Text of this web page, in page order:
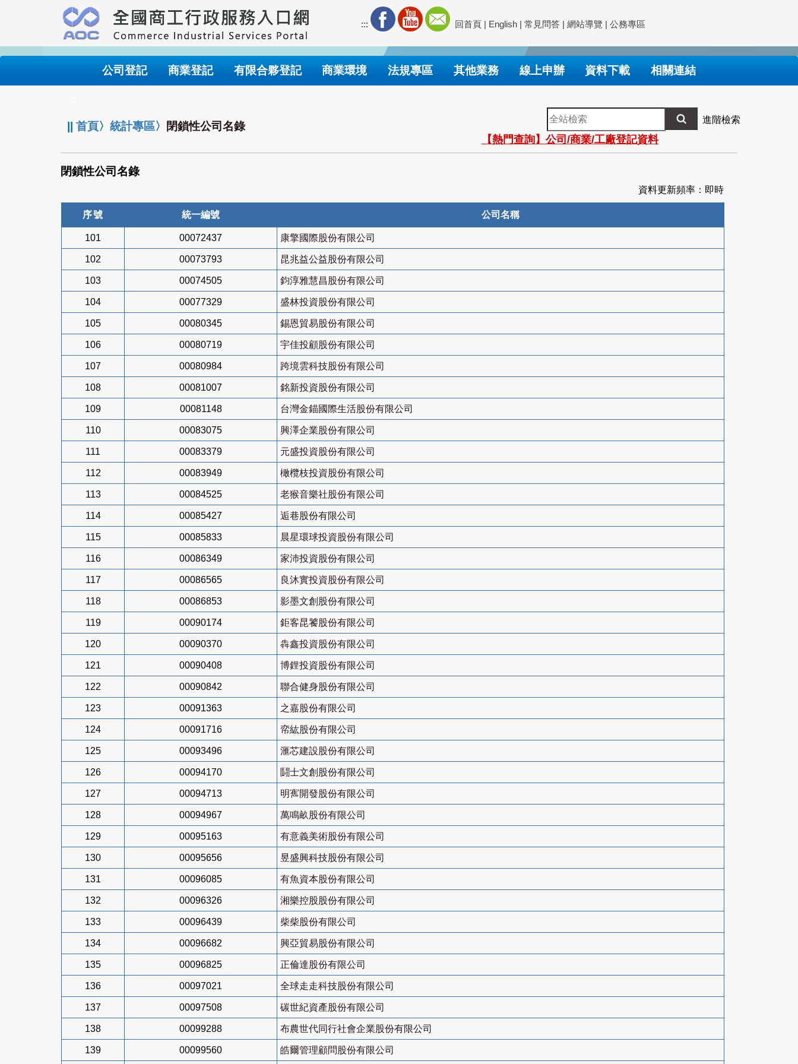
要
內
::: 回首頁 | English | 常見問答 | 網站導覽 | 公務專區
公司登記 商業登記 有限合夥登記 商業環境 法規專區 其他業務 線上申辦 資料下載 相關連結
||首頁〉統計專區〉 閉鎖性公司名錄
全
站
檢
索
進階檢索
【熱門查詢】公司/商業/工廠登記資料
閉鎖性公司名錄
資料更新頻率：即時
序號 統一編號 公司名稱
101 00072437 康擎國際股份有限公司
102 00073793 昆兆益公益股份有限公司
103 00074505 鈞淳雅慧昌股份有限公司
104 00077329 盛林投資股份有限公司
105 00080345 錫恩貿易股份有限公司
106 00080719 宇佳投顧股份有限公司
107 00080984 跨境雲科技股份有限公司
108 00081007 銘新投資股份有限公司
109 00081148 台灣金錨國際生活股份有限公司
110 00083075 興澤企業股份有限公司
111 00083379 元盛投資股份有限公司
112 00083949 橄欖枝投資股份有限公司
113 00084525 老猴音樂社股份有限公司
114 00085427 逅巷股份有限公司
115 00085833 晨星環球投資股份有限公司
116 00086349 家沛投資股份有限公司
117 00086565 良沐實投資股份有限公司
118 00086853 影墨文創股份有限公司
119 00090174 鉅客昆饕股份有限公司
120 00090370 犇鑫投資股份有限公司
121 00090408 博鋰投資股份有限公司
122 00090842 聯合健身股份有限公司
123 00091363 之嘉股份有限公司
124 00091716 帟紘股份有限公司
125 00093496 滙芯建設股份有限公司
126 00094170 鬪士文創股份有限公司
127 00094713 明寯開發股份有限公司
128 00094967 萬鳴畝股份有限公司
129 00095163 有意義美術股份有限公司
130 00095656 昱盛興科技股份有限公司
131 00096085 有魚資本股份有限公司
132 00096326 湘樂控股股份有限公司
133 00096439 柴柴股份有限公司
134 00096682 興亞貿易股份有限公司
135 00096825 正倫達股份有限公司
136 00097021 全球走走科技股份有限公司
137 00097508 碳世紀資產股份有限公司
138 00099288 布農世代同行社會企業股份有限公司
139 00099560 皓爾管理顧問股份有限公司